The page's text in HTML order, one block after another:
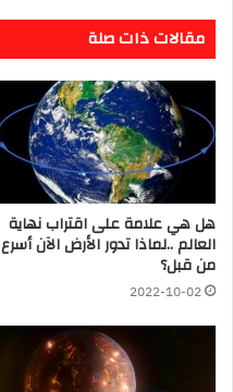
مقالات ذات صلة
هل هي علامة على اقتراب نهاية
العالم ..لماذا تدور الأرض الآن أسرع
من قبل؟
2022-10-02